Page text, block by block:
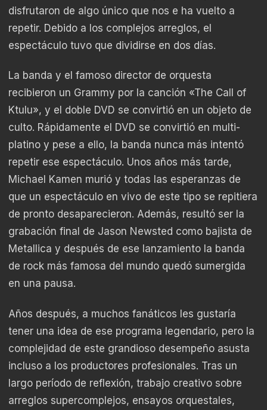
disfrutaron de algo único que nos e ha vuelto a
repetir. Debido a los complejos arreglos, el
espectáculo tuvo que dividirse en dos días.
La banda y el famoso director de orquesta
recibieron un Grammy por la canción «The Call of
Ktulu», y el doble DVD se convirtió en un objeto de
culto. Rápidamente el DVD se convirtió en multi-
platino y pese a ello, la banda nunca más intentó
repetir ese espectáculo. Unos años más tarde,
Michael Kamen murió y todas las esperanzas de
que un espectáculo en vivo de este tipo se repitiera
de pronto desaparecieron. Además, resultó ser la
grabación final de Jason Newsted como bajista de
Metallica y después de ese lanzamiento la banda
de rock más famosa del mundo quedó sumergida
en una pausa.
Años después, a muchos fanáticos les gustaría
tener una idea de ese programa legendario, pero la
complejidad de este grandioso desempeño asusta
incluso a los productores profesionales. Tras un
largo período de reflexión, trabajo creativo sobre
arreglos supercomplejos, ensayos orquestales,